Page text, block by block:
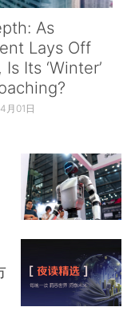
As
Lays Off
Its ‘Winter’
月01日